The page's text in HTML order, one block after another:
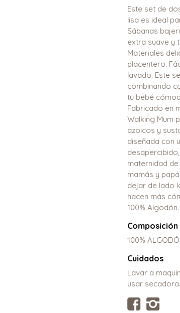
Este set de
lisa es ideal
Sábanas
extra suave y
Materiales
placentero.
lavado. Este
combinando
tu bebé
Fabricado en
Walking Mum
azoicos y
diseñada con
maternidad
mamás y
dejar de lado
hacen más
100%
Composición
100%
Cuidados
Lavar a
usar secadora.